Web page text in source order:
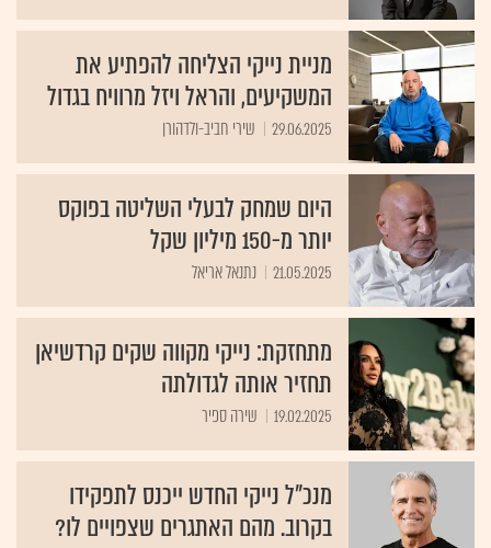
מניית נייקי הצליחה להפתיע את
המשקיעים, והראל ויזל מרוויח בגדול
29.06.2025 שירי חביב-ולדהורן
היום שמחק לבעלי השליטה בפוקס
יותר מ-150 מיליון שקל
21.05.2025 נתנאל אריאל
מתחזקת: נייקי מקווה שקים קרדשיאן
תחזיר אותה לגדולתה
19.02.2025 שירה ספיר
מנכ"ל נייקי החדש ייכנס לתפקידו
בקרוב. מהם האתגרים שצפויים לו?